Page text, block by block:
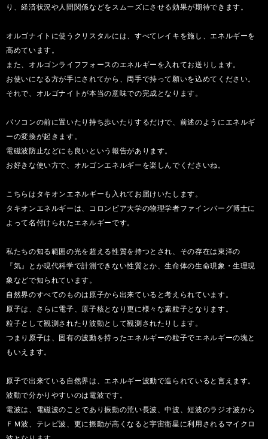
り、経済状況や人間関係などをスムーズにさせる効果が期待できます。
オルゴナイトに使うクリスタルには、すべてレイキを施し、エネルギーを
高めています。
また、オルゴンライフフォースのエネルギーを入れてお送りします。
お使いになる方が手にされてから、両手で持って願いを込めてください。
それで、オルゴナイトが本当の意味での完成となります。
パソコンの前に置いたり持ち歩いたりするだけで、前述のようにエネルギ
ーの変換が起きます。
電磁波防止などにも良いという報告があります。
お好きな使い方で、オルゴンエネルギーを楽しんでくださいね。
こちらはタキオンエネルギーも入れてお届けいたします。
タキオンエネルギーは、コロンビア大学の物理学者ファインバーグ博士に
よって名付けられたエネルギーです。
私たちの知る範囲の光を超える性質を持つとされ、その存在は東洋の
『気』とか現代科学で計測できない性質とか、生命体の生命現象・生理現
象などで知られています。
自然界のすべてのものは原子から出来ていると考えられています。
原子は、さらに電子、原子核となり更に様々な素粒子となります。
粒子として観測されたり波動として観測されたりします。
つまり原子は、固有の波動を持ったエネルギーの粒子でエネルギーの塊と
もいえます。
原子で出来ている自然界は、エネルギー波動で造られていると言えます。
波動で分かりやすいのは電波です。
電波は、電磁波のことであり振動の荒い長波、中波、短波のラジオ波から
ＦＭ波、テレビ波、更に振動が高くなると宇宙衛星に利用されるマイクロ